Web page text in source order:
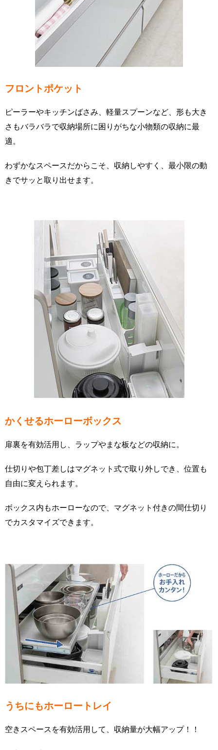
フロントポケット
ピーラーやキッチンばさみ、軽量スプーンなど、形も大き
さもバラバラで収納場所に困りがちな小物類の収納に最
適。
わずかなスペースだからこそ、収納しやすく、最小限の動
きでサッと取り出せます。
かくせるホーローボックス
扉裏を有効活用し、ラップやまな板などの収納に。
仕切りや包丁差しはマグネット式で取り外しでき、位置も
自由に変えられます。
ボックス内もホーローなので、マグネット付きの間仕切り
でカスタマイズできます。
うちにもホーロートレイ
空きスペースを有効活用して、収納量が大幅アップ！！